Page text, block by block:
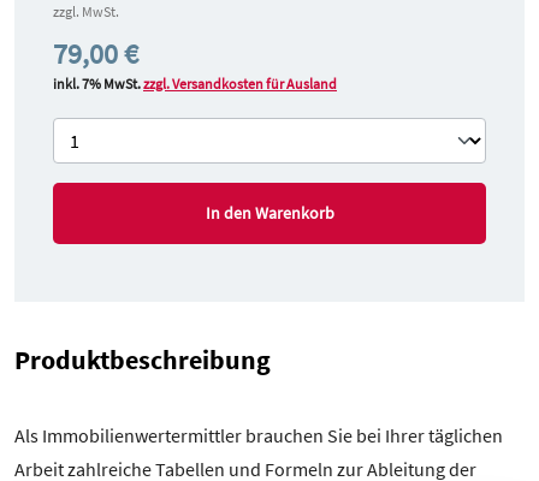
zzgl. MwSt.
79,00 €
inkl. 7% MwSt.zzgl. Versandkosten für Ausland
In den Warenkorb
Produktbeschreibung
Als Immobilienwertermittler brauchen Sie bei Ihrer täglichen
Arbeit zahlreiche Tabellen und Formeln zur Ableitung der